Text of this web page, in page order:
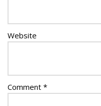
Website
Comment *